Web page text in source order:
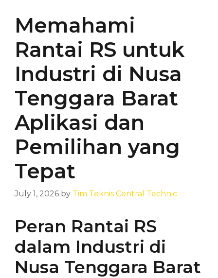
Memahami
Rantai RS untuk
Industri di Nusa
Tenggara Barat
Aplikasi dan
Pemilihan yang
Tepat
July 1, 2026 by Tim Teknis Central Technic
Peran Rantai RS
dalam Industri di
Nusa Tenggara Barat